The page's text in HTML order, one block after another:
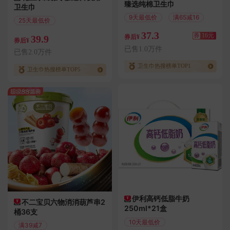
卫生巾
25天最低价
券后¥ 39.9
已售2.0万件
卫生巾热搜榜单TOP5
不二宝贝六物消消葫芦串2
桶36支
满39减7
臻选纯棉卫生巾
9天最低价 满65减16
券后¥ 37.3 券 16元
已售1.0万件
卫生巾热搜榜单TOP1
伊利高钙低脂牛奶
250ml*21盒
10天最低价